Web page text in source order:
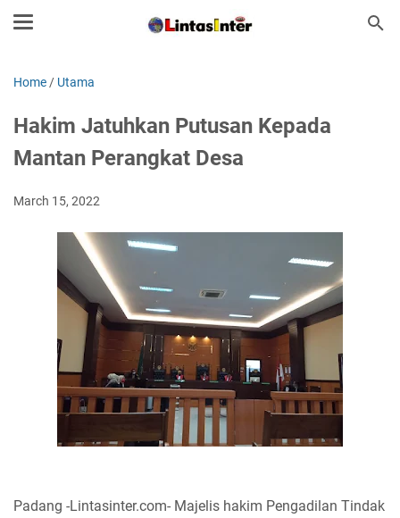
Home / Utama
Hakim Jatuhkan Putusan Kepada
Mantan Perangkat Desa
March 15, 2022
Padang -Lintasinter.com- Majelis hakim Pengadilan Tindak